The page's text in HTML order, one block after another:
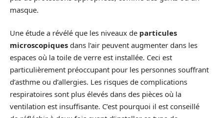
masque.
Une étude a révélé que les niveaux de particules
microscopiques dans l’air peuvent augmenter dans les
espaces où la toile de verre est installée. Ceci est
particulièrement préoccupant pour les personnes souffrant
d’asthme ou d’allergies. Les risques de complications
respiratoires sont plus élevés dans des pièces où la
ventilation est insuffisante. C’est pourquoi il est conseillé